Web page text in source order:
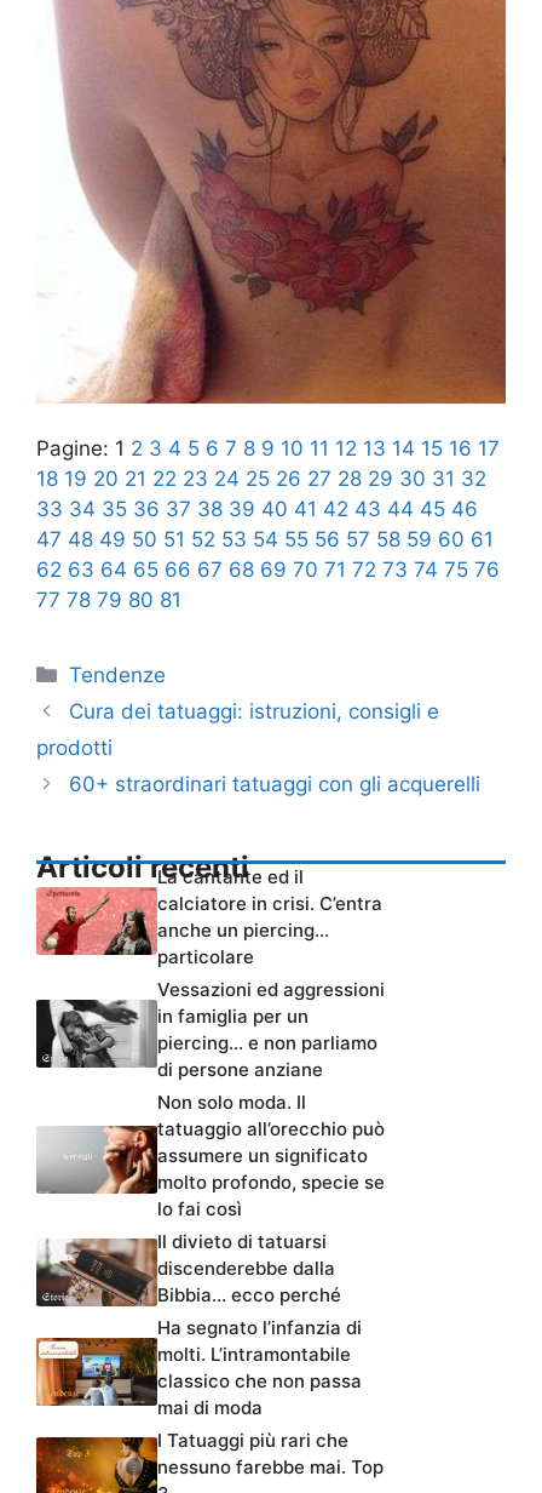
Pagine: 1 2 3 4 5 6 7 8 9 10 11 12 13 14 15 16 17
18 19 20 21 22 23 24 25 26 27 28 29 30 31 32
33 34 35 36 37 38 39 40 41 42 43 44 45 46
47 48 49 50 51 52 53 54 55 56 57 58 59 60 61
62 63 64 65 66 67 68 69 70 71 72 73 74 75 76
77 78 79 80 81
Categorie
Tendenze
Cura dei tatuaggi: istruzioni, consigli e
prodotti
60+ straordinari tatuaggi con gli acquerelli
Articoli recenti
La cantante ed il
calciatore in crisi. C’entra
anche un piercing…
particolare
Vessazioni ed aggressioni
in famiglia per un
piercing… e non parliamo
di persone anziane
Non solo moda. Il
tatuaggio all’orecchio può
assumere un significato
molto profondo, specie se
lo fai così
Il divieto di tatuarsi
discenderebbe dalla
Bibbia… ecco perché
Ha segnato l’infanzia di
molti. L’intramontabile
classico che non passa
mai di moda
I Tatuaggi più rari che
nessuno farebbe mai. Top